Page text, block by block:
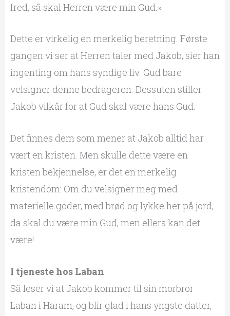
fred, så skal Herren være min Gud.»
Dette er virkelig en merkelig beretning. Første
gangen vi ser at Herren taler med Jakob, sier han
ingenting om hans syndige liv. Gud bare
velsigner denne bedrageren. Dessuten stiller
Jakob vilkår for at Gud skal være hans Gud.
Det finnes dem som mener at Jakob alltid har
vært en kristen. Men skulle dette være en
kristen bekjennelse, er det en merkelig
kristendom: Om du velsigner meg med
materielle goder, med brød og lykke her på jord,
da skal du være min Gud, men ellers kan det
være!
I tjeneste hos Laban
Så leser vi at Jakob kommer til sin morbror
Laban i Haram, og blir glad i hans yngste datter,